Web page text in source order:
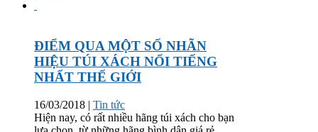
ĐIỂM QUA MỘT SỐ NHÃN
HIỆU TÚI XÁCH NỔI TIẾNG
NHẤT THẾ GIỚI
16/03/2018 | Tin tức
Hiện nay, có rất nhiều hãng túi xách cho bạn